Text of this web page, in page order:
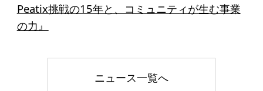
Peatix挑戦の15年と、コミュニティが生む事業
の力』
ニュース一覧へ